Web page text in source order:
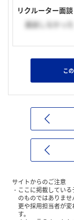
リクルーター面談
面談しなかった
こ
サイトからのご注意
ここに掲載してい
のものではありま
更や採用担当者が
す。